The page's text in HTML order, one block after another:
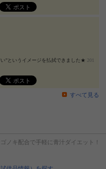
”というイメージを払拭できました★ 201
すべて見る
ノキ配合で手軽に青汁ダイエット！